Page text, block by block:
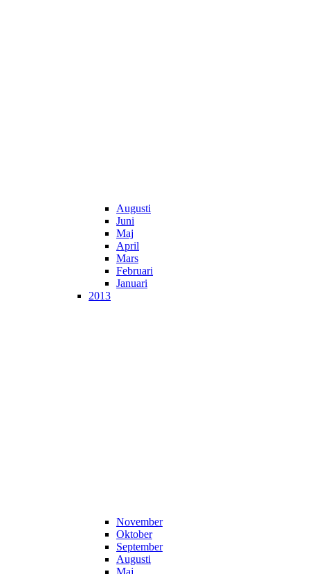
Augusti
Juni
Maj
April
Mars
Februari
Januari
2013
November
Oktober
September
Augusti
Maj